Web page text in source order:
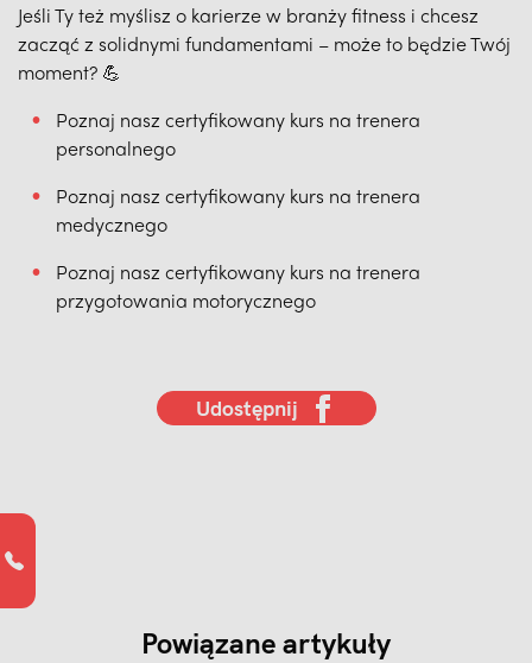
Jeśli Ty też myślisz o karierze w branży fitness i chcesz
zacząć z solidnymi fundamentami – może to będzie Twój
moment? 💪
Poznaj nasz certyfikowany kurs na trenera
personalnego
Poznaj nasz certyfikowany kurs na trenera
medycznego
Poznaj nasz certyfikowany kurs na trenera
przygotowania motorycznego
Udostępnij
Powiązane artykuły